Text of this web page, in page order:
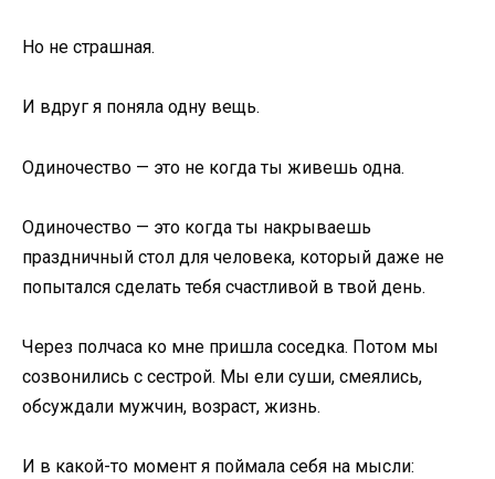
Но не страшная.
И вдруг я поняла одну вещь.
Одиночество — это не когда ты живешь одна.
Одиночество — это когда ты накрываешь
праздничный стол для человека, который даже не
попытался сделать тебя счастливой в твой день.
Через полчаса ко мне пришла соседка. Потом мы
созвонились с сестрой. Мы ели суши, смеялись,
обсуждали мужчин, возраст, жизнь.
И в какой-то момент я поймала себя на мысли: